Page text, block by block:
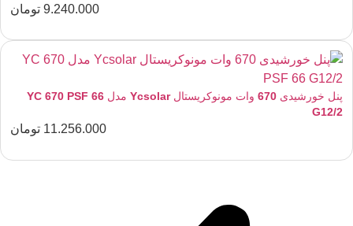
9.240.000 تومان
پنل خورشیدی 670 وات مونوکریستال Ycsolar مدل YC 670 PSF 66
G12/2
11.256.000 تومان